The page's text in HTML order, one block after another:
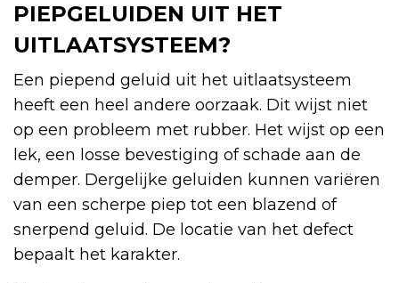
PIEPGELUIDEN UIT HET
UITLAATSYSTEEM?
Een piepend geluid uit het uitlaatsysteem
heeft een heel andere oorzaak. Dit wijst niet
op een probleem met rubber. Het wijst op een
lek, een losse bevestiging of schade aan de
demper. Dergelijke geluiden kunnen variëren
van een scherpe piep tot een blazend of
snerpend geluid. De locatie van het defect
bepaalt het karakter.